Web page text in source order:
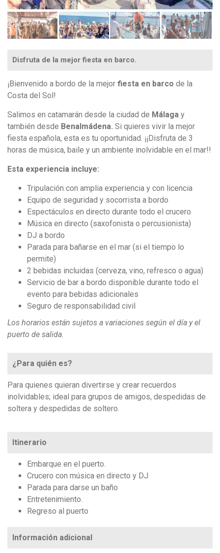
Disfruta de la mejor fiesta en barco.
¡Bienvenido a bordo de la mejor fiesta en barco de la
Costa del Sol!
Salimos en catamarán desde la ciudad de Málaga y
también desde Benalmádena. Si quieres vivir la mejor
fiesta española, esta es tu oportunidad. ¡¡Disfruta de 3
horas de música, baile y un ambiente inolvidable en el mar!!
Esta experiencia incluye:
Tripulación con amplia experiencia y con licencia
Equipo de seguridad y socorrista a bordo
Espectáculos en directo durante todo el crucero
Música en directo (saxofonista o percusionista)
DJ a bordo
Parada para bañarse en el mar (si el tiempo lo
permite)
2 bebidas incluidas (cerveza, vino, refresco o agua)
Servicio de bar a bordo disponible durante todo el
evento para bebidas adicionales
Seguro de responsabilidad civil
Los horarios están sujetos a variaciones según el día y el
puerto de salida.
¿Para quién es?
Para quienes quieran divertirse y crear recuerdos
inolvidables; ideal para grupos de amigos, despedidas de
soltera y despedidas de soltero.
Itinerario
Embarque en el puerto.
Crucero con música en directo y DJ
Parada para darse un baño
Entretenimiento.
Regreso al puerto